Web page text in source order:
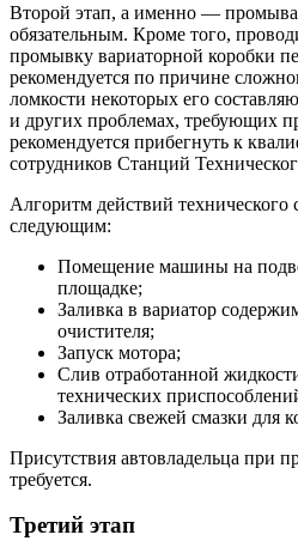
Второй этап, а именно —
обязательным. Кроме того,
промывку вариаторной коробки
рекомендуется по причине
ломкости некоторых его
и других проблемах, требующих
рекомендуется прибегнуть к
сотрудников Станций
Алгоритм действий
следующим:
Помещение машины на
площадке;
Заливка в вариатор
очистителя;
Запуск мотора;
Слив отработанной
технических
Заливка свежей смазки для
Присутствия автовладельца при
требуется.
Третий этап